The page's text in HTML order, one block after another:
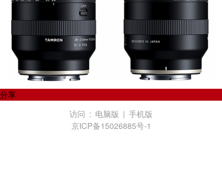
分享
访问 : 电脑版 | 手机版
京ICP备15026885号-1